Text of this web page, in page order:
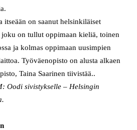
itseään on saanut helsinkiläiset
on tullut oppimaan kieliä, toinen
ja kolmas oppimaan uusimpien
Työväenopisto on alusta alkaen
Taina Saarinen tiivistää..
Oodi sivistykselle – Helsingin